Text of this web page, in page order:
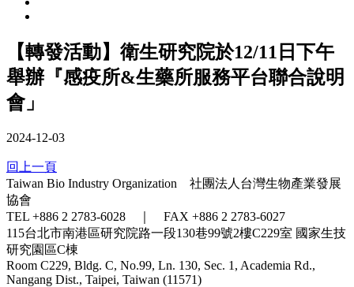
【轉發活動】衛生研究院於12/11日下午
舉辦『感疫所&生藥所服務平台聯合說明
會」
2024-12-03
回上一頁
Taiwan Bio Industry Organization 社團法人台灣生物產業發展
協會
TEL +886 2 2783-6028 ｜ FAX +886 2 2783-6027
115台北市南港區研究院路一段130巷99號2樓C229室 國家生技
研究園區C棟
Room C229, Bldg. C, No.99, Ln. 130, Sec. 1, Academia Rd.,
Nangang Dist., Taipei, Taiwan (11571)